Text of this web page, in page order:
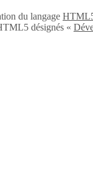
du langage
désignés «